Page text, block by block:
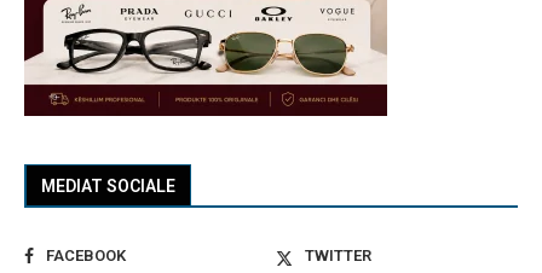
MEDIAT SOCIALE
FACEBOOK
TWITTER